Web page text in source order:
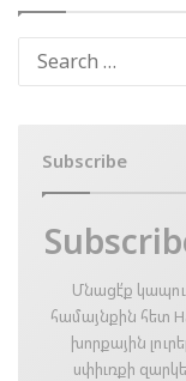
Subscribe
Մնացէ՛ք
համայնքին հետ
խորքային
սփիւռքի